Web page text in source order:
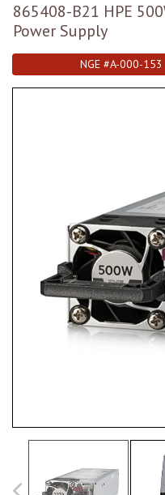
865408-B21 HPE
Power Supply
NGE #A-000-153